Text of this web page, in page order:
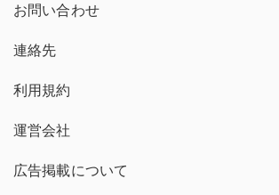
お問い合わせ
連絡先
利用規約
運営会社
広告掲載について